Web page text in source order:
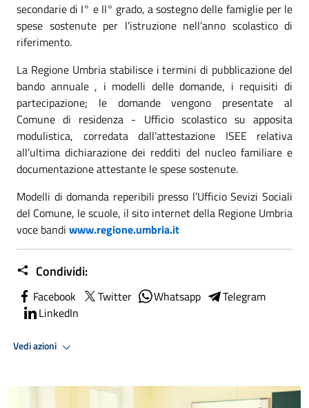
secondarie di I° e II° grado, a sostegno delle famiglie per le
spese sostenute per l’istruzione nell’anno scolastico di
riferimento.
La Regione Umbria stabilisce i termini di pubblicazione del
bando annuale , i modelli delle domande, i requisiti di
partecipazione; le domande vengono presentate al
Comune di residenza - Ufficio scolastico su apposita
modulistica, corredata dall’attestazione ISEE relativa
all’ultima dichiarazione dei redditi del nucleo familiare e
documentazione attestante le spese sostenute.
Modelli di domanda reperibili presso l’Ufficio Sevizi Sociali
del Comune, le scuole, il sito internet della Regione Umbria
voce bandi www.regione.umbria.it
Condividi:
Facebook Twitter Whatsapp
Telegram
LinkedIn
Vedi azioni